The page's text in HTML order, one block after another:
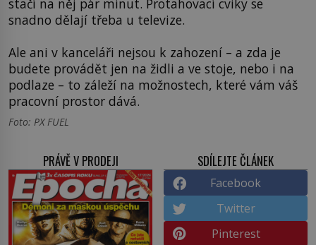
stačí na něj pár minut. Protahovací cviky se
snadno dělají třeba u televize.
Ale ani v kanceláři nejsou k zahození – a zda je
budete provádět jen na židli a ve stoje, nebo i na
podlaze – to záleží na možnostech, které vám váš
pracovní prostor dává.
Foto: PX FUEL
PRÁVĚ V PRODEJI SDÍLEJTE ČLÁNEK
Facebook
Twitter
Pinterest